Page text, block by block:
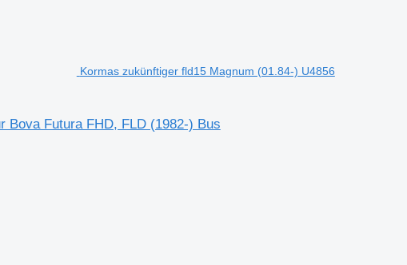
Kormas zukünftiger fld15 Magnum (01.84-) U4856
Bova Futura FHD, FLD (1982-) Bus